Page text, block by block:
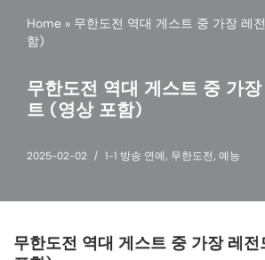
Home » 무한도전 역대 게스트 중 가장 레
함)
무한도전 역대 게스트 중 가
트 (영상 포함)
2025-02-02 1-1 방송 연예 , 무한도전 , 예능
무한도전 역대 게스트 중 가장 레